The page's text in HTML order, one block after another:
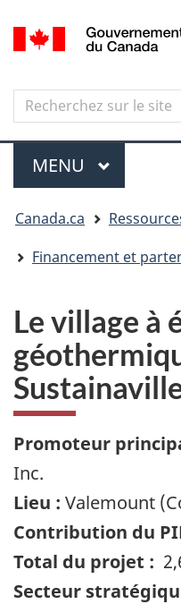
Search
Recherchez
sur
le
site
Menu
MENU PRINCIPAL
êtes
ici
Canada.ca
Financement et
Le village à
Promoteur
Inc.
Lieu : Valemount
Contribution du
Total du projet :
Secteur